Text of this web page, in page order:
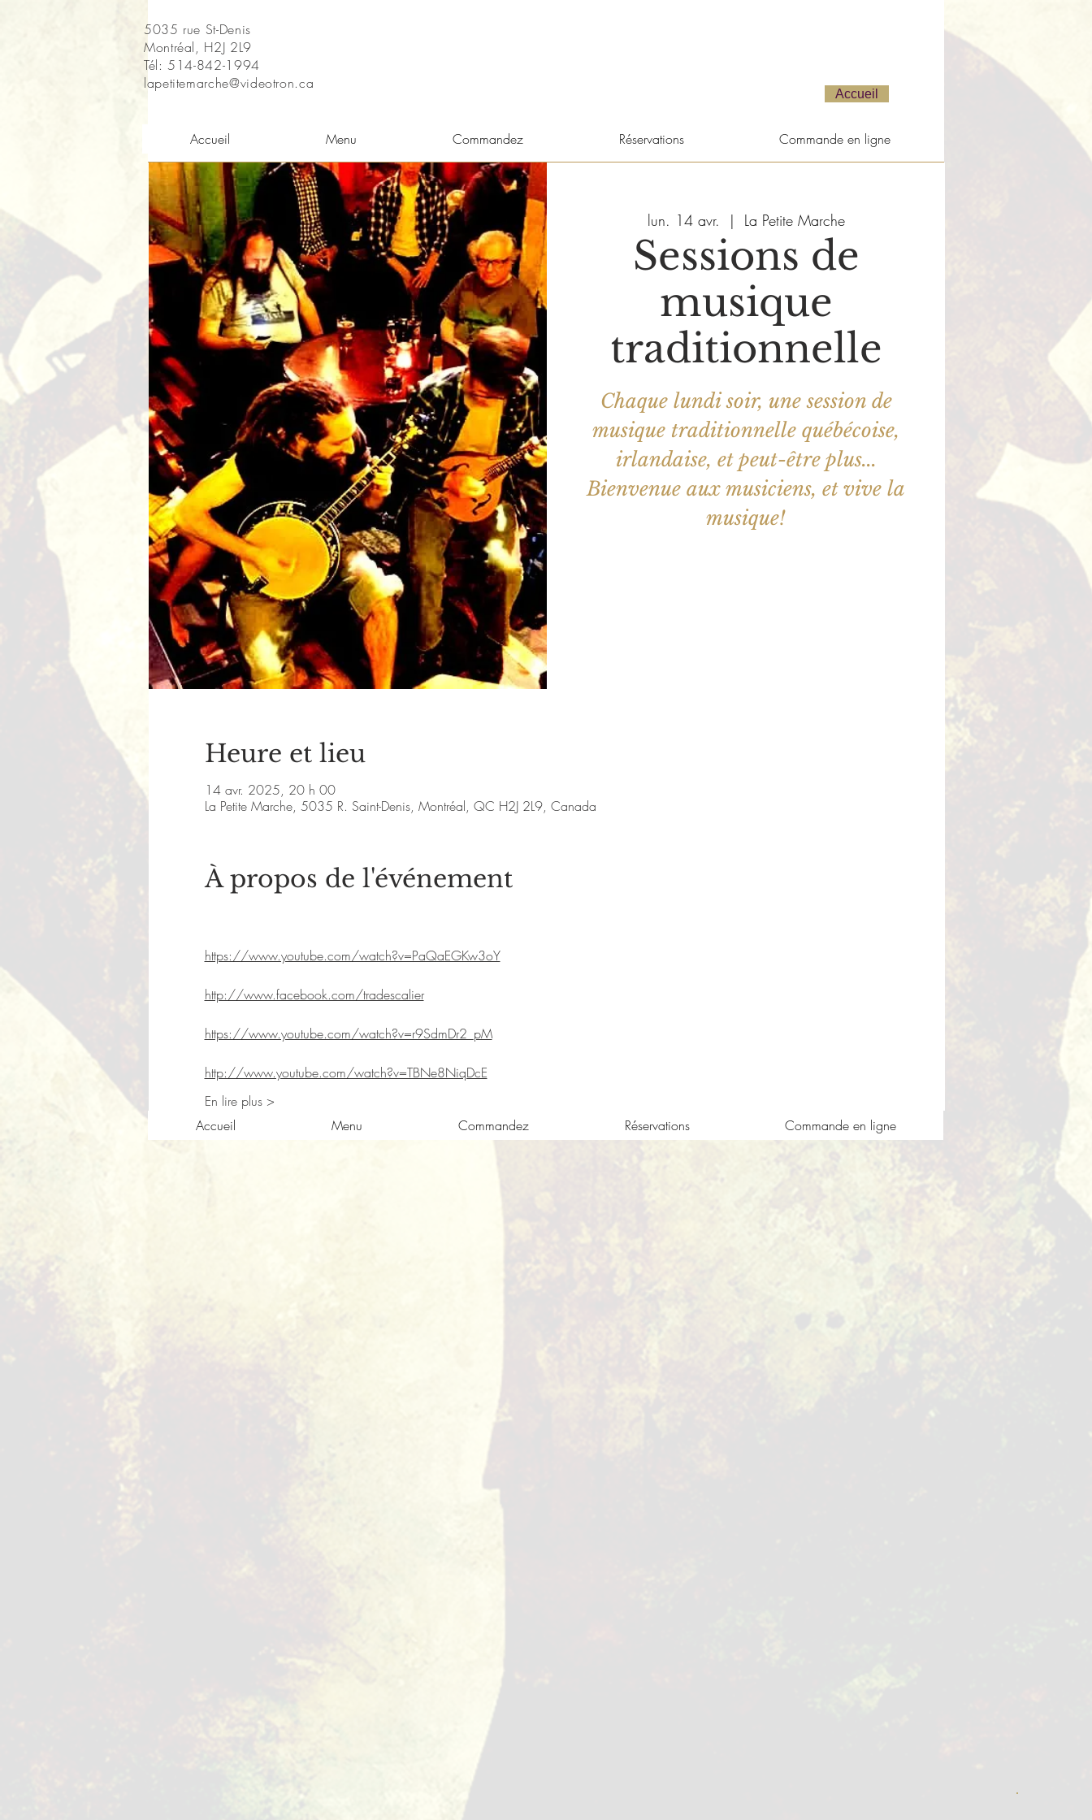
5035 rue St-Denis
Montréal, H2J 2L9
Tél: 514-842-1994
lapetitemarche@videotron.ca
Accueil
Accueil Menu Commandez Réservations Commande en ligne
lun. 14 avr.
  |
La Petite Marche
Sessions de
musique
traditionnelle
Chaque lundi soir, une session de
musique traditionnelle québécoise,
irlandaise, et peut-être plus...
Bienvenue aux musiciens, et vive la
musique!
Heure et lieu
14 avr. 2025, 20 h 00
La Petite Marche, 5035 R. Saint-Denis, Montréal, QC H2J 2L9, Canada
À propos de l'événement
https://www.youtube.com/watch?v=PaQaEGKw3oY
http://www.facebook.com/tradescalier
https://www.youtube.com/watch?v=r9SdmDr2_pM
http://www.youtube.com/watch?v=TBNe8NiqDcE
En lire plus >
Accueil
Menu Commandez Réservations Commande en ligne